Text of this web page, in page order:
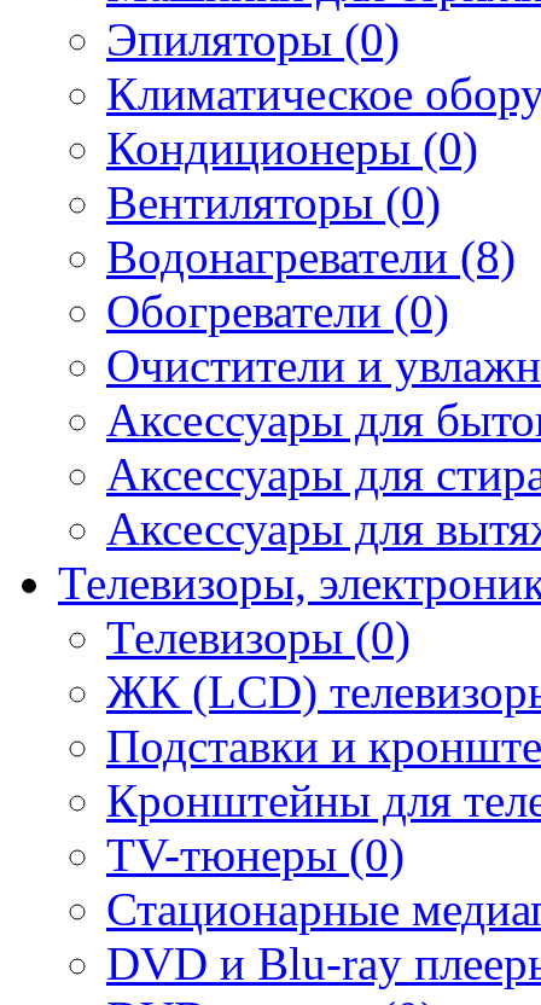
Эпиляторы (0)
Климатическое
Кондиционеры (0)
Вентиляторы (0)
Водонагреватели (8)
Обогреватели (0)
Очистители и
Аксессуары для
Аксессуары для
Аксессуары для
Телевизоры,
Телевизоры (0)
ЖК (LCD)
Подставки и
Кронштейны для
TV-тюнеры (0)
Стационарные
DVD и Blu-ray